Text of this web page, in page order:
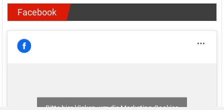
Facebook
Bitte hier klicken, um die Marketing-Cookies